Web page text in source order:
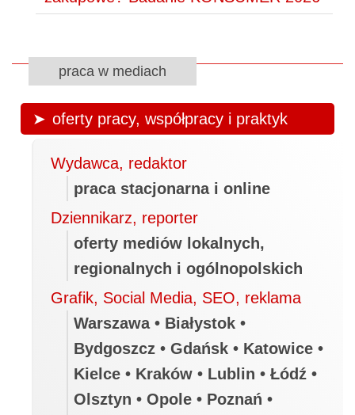
praca w mediach
oferty pracy, współpracy i praktyk
Wydawca, redaktor
praca stacjonarna i online
Dziennikarz, reporter
oferty mediów lokalnych,
regionalnych i ogólnopolskich
Grafik, Social Media, SEO, reklama
Warszawa • Białystok •
Bydgoszcz • Gdańsk • Katowice •
Kielce • Kraków • Lublin • Łódź •
Olsztyn • Opole • Poznań •